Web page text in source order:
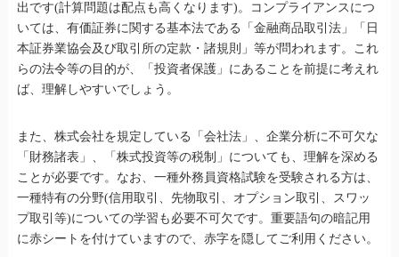
出です(計算問題は配点も高くなります)。コンプライアンスにつ
いては、有価証券に関する基本法である「金融商品取引法」「日
本証券業協会及び取引所の定款・諸規則」等が問われます。これ
らの法令等の目的が、「投資者保護」にあることを前提に考えれ
ば、理解しやすいでしょう。
また、株式会社を規定している「会社法」、企業分析に不可欠な
「財務諸表」、「株式投資等の税制」についても、理解を深める
ことが必要です。なお、一種外務員資格試験を受験される方は、
一種特有の分野(信用取引、先物取引、オプション取引、スワッ
プ取引等)についての学習も必要不可欠です。重要語句の暗記用
に赤シートを付けていますので、赤字を隠してご利用ください。